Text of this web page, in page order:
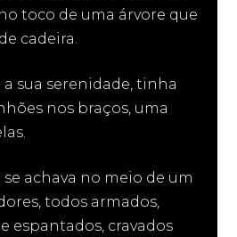
toco de uma árvore que
cadeira.
sua serenidade, tinha
nos braços, uma
achava no meio de um
todos armados,
espantados, cravados